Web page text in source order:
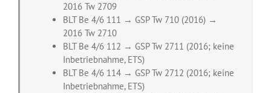
2016 Tw 2709
BLT Be 4/6 111 → GSP Tw 710 (2016) →
2016 Tw 2710
BLT Be 4/6 112 → GSP Tw 2711 (2016; keine
Inbetriebnahme, ETS)
BLT Be 4/6 114 → GSP Tw 2712 (2016; keine
Inbetriebnahme, ETS)